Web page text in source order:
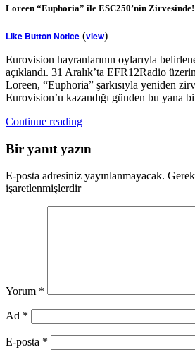
Loreen “Euphoria” ile ESC250’nin Zirvesinde!
Like Button Notice (view)
Eurovision hayranlarının oylarıyla
açıklandı. 31 Aralık’ta EFR12Radio
Loreen, “Euphoria” şarkısıyla yeniden
Eurovision’u kazandığı günden bu yana
Continue reading
Bir yanıt yazın
E-posta adresiniz yayınlanmayacak.
işaretlenmişlerdir
Yorum *
Ad *
E-posta *